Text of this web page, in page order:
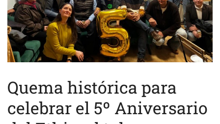
Quema histórica para
celebrar el 5º Aniversario